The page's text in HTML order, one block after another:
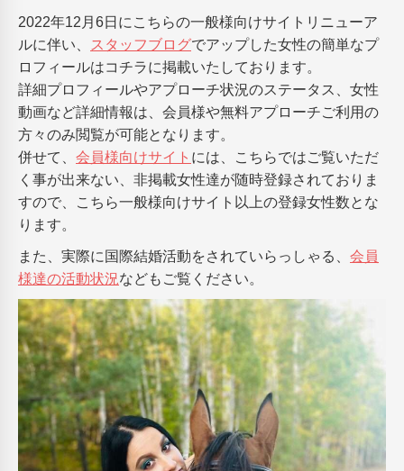
2022年12月6日にこちらの一般様向けサイトリニューア
ルに伴い、
スタッフブログでアップした女性の簡単なプ
ロフィールはコチラに掲載いたしております。
詳細プロフィールやアプローチ状況のステータス、女性
動画など詳細情報は、会員様や無料アプローチご利用の
方々のみ閲覧が可能となります。
併せて、 会員様向けサイト には、こちらではご覧いただ
く事が出来ない、非掲載女性達が随時登録されておりま
すので、こちら一般様向けサイト以上の登録女性数とな
ります。
また、実際に国際結婚活動をされていらっしゃる、 会員
様達の活動状況などもご覧ください。